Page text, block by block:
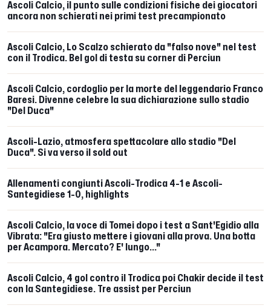
Ascoli Calcio, il punto sulle condizioni fisiche dei giocatori
ancora non schierati nei primi test precampionato
Ascoli Calcio, Lo Scalzo schierato da "falso nove" nel test
con il Trodica. Bel gol di testa su corner di Perciun
Ascoli Calcio, cordoglio per la morte del leggendario Franco
Baresi. Divenne celebre la sua dichiarazione sullo stadio
"Del Duca"
Ascoli-Lazio, atmosfera spettacolare allo stadio "Del
Duca". Si va verso il sold out
Allenamenti congiunti Ascoli-Trodica 4-1 e Ascoli-
Santegidiese 1-0, highlights
Ascoli Calcio, la voce di Tomei dopo i test a Sant'Egidio alla
Vibrata: "Era giusto mettere i giovani alla prova. Una botta
per Acampora. Mercato? E' lungo..."
Ascoli Calcio, 4 gol contro il Trodica poi Chakir decide il test
con la Santegidiese. Tre assist per Perciun